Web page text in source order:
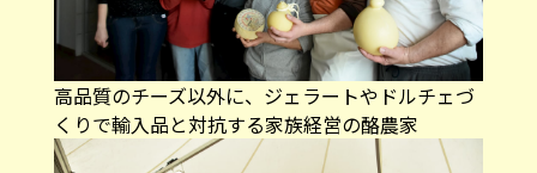
高品質のチーズ以外に、ジェラートやドルチェづ
くりで輸入品と対抗する家族経営の酪農家